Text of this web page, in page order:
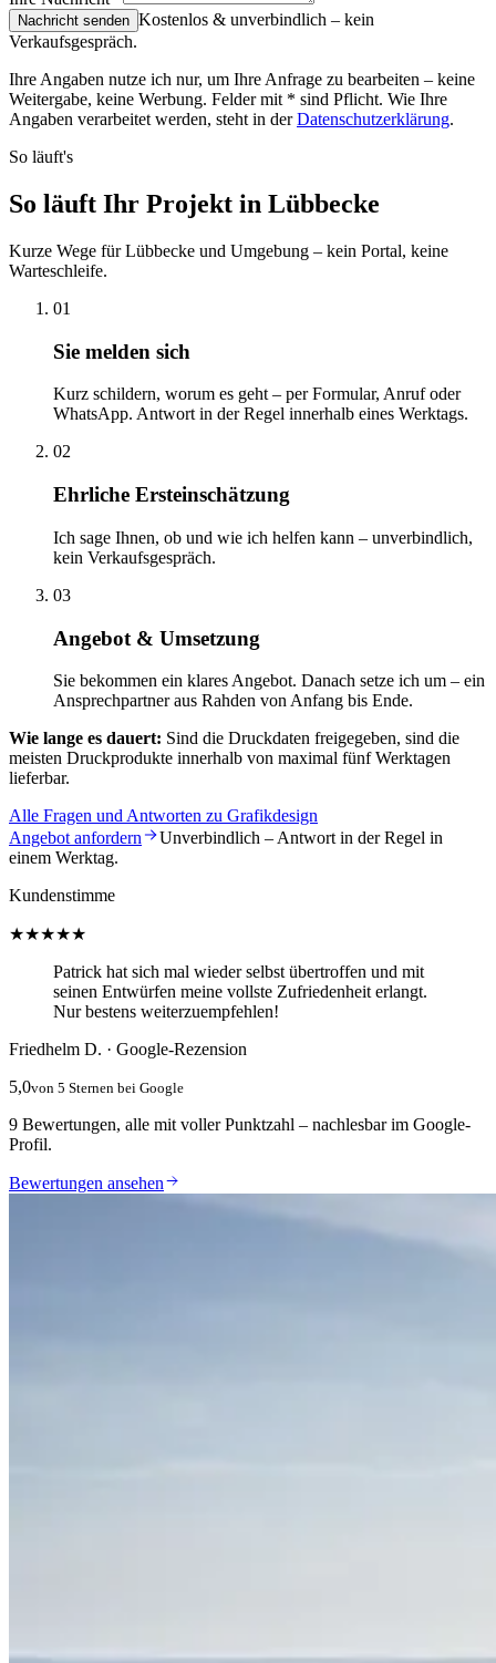
Nachricht senden Kostenlos & unverbindlich – kein
Verkaufsgespräch.
Ihre Angaben nutze ich nur, um Ihre Anfrage zu bearbeiten – keine
Weitergabe, keine Werbung. Felder mit * sind Pflicht. Wie Ihre
Angaben verarbeitet werden, steht in derDatenschutzerklärung.
So läuft's
So läuft Ihr Projekt in Lübbecke
Kurze Wege für Lübbecke und Umgebung – kein Portal, keine
Warteschleife.
01
Sie melden sich
Kurz schildern, worum es geht – per Formular, Anruf oder
WhatsApp. Antwort in der Regel innerhalb eines Werktags.
02
Ehrliche Ersteinschätzung
Ich sage Ihnen, ob und wie ich helfen kann – unverbindlich,
kein Verkaufsgespräch.
03
Angebot & Umsetzung
Sie bekommen ein klares Angebot. Danach setze ich um – ein
Ansprechpartner aus Rahden von Anfang bis Ende.
Wie lange es dauert: Sind die Druckdaten freigegeben, sind die
meisten Druckprodukte innerhalb von maximal fünf Werktagen
lieferbar.
Alle Fragen und Antworten zu Grafikdesign
Angebot anfordern
Unverbindlich – Antwort in der Regel in
einem Werktag.
Kundenstimme
★★★★★
Patrick hat sich mal wieder selbst übertroffen und mit
seinen Entwürfen meine vollste Zufriedenheit erlangt.
Nur bestens weiterzuempfehlen!
Friedhelm D. · Google-Rezension
5,0von 5 Sternen bei Google
9 Bewertungen, alle mit voller Punktzahl – nachlesbar im Google-
Profil.
Bewertungen ansehen